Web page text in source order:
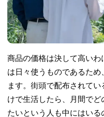
商品の価格は決して高いわ
は日々使うものであるため
ます。街頭で配布されて
けで生活したら、月間でど
たいという人も中にはいる